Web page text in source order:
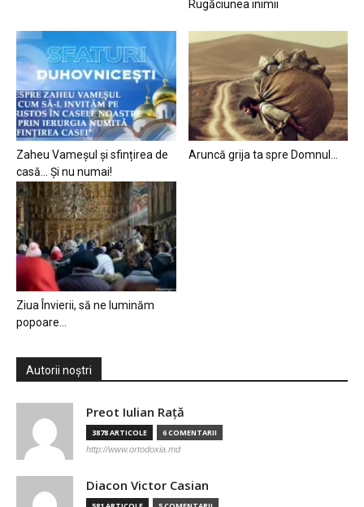
Rugăciunea inimii
Zaheu Vameșul și sfințirea de
casă… Și nu numai!
Aruncă grija ta spre Domnul…
Ziua Învierii, să ne luminăm
popoare…
Autorii noștri
Preot Iulian Raţă
3878 ARTICOLE 6 COMENTARII
http://www.ortodoxia.md
Diacon Victor Casian